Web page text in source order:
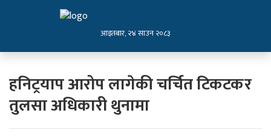
आइतबार, २४ साउन २०८३
हनिट्रयाप आरोप लागेकी चर्चित टिकटकर
तुलसा अधिकारी थुनामा